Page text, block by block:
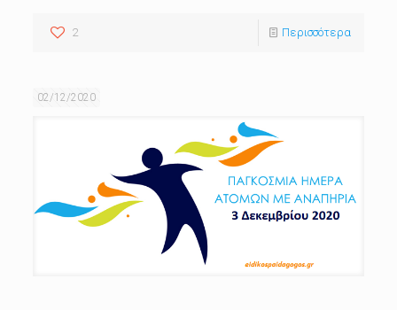
2 Περισσότερα
02/12/2020